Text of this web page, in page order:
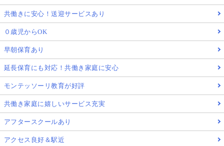
共働きに安心！送迎サービスあり
０歳児からOK
早朝保育あり
延長保育にも対応！共働き家庭に安心
モンテッソーリ教育が好評
共働き家庭に嬉しいサービス充実
アフタースクールあり
アクセス良好＆駅近